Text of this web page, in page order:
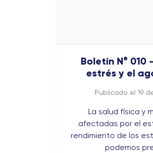
Boletín N° 010
estrés y el
Publicado el 19
La salud física y
afectadas por el
rendimiento de los
podemos